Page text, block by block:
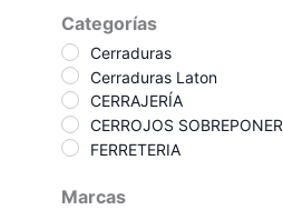
Categorías
Cerraduras
Cerraduras Laton
CERRAJERÍA
CERROJOS SOBREPONER
FERRETERIA
Marcas